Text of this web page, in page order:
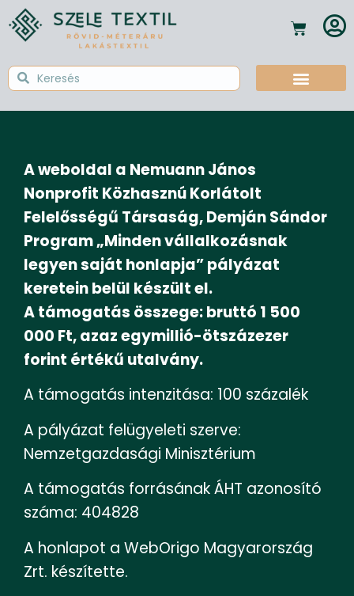
A weboldal a Nemuann János
Nonprofit Közhasznú Korlátolt
Felelősségű Társaság, Demján Sándor
Program „Minden vállalkozásnak
legyen saját honlapja” pályázat
keretein belül készült el.
A támogatás összege: bruttó 1 500
000 Ft, azaz egymillió-ötszázezer
forint értékű utalvány.
A támogatás intenzitása: 100 százalék
A pályázat felügyeleti szerve:
Nemzetgazdasági Minisztérium
A támogatás forrásának ÁHT azonosító
száma: 404828
A honlapot a WebOrigo Magyarország
Zrt. készítette.